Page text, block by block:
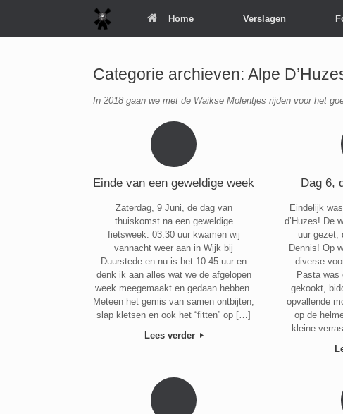
Home Verslagen
Categorie archieven: Alpe
In 2018 gaan we met de Waikse Molentjes rijden voor het
Einde van een geweldige week
Zaterdag, 9 Juni, de dag van
thuiskomst na een geweldige
fietsweek. 03.30 uur kwamen wij
vannacht weer aan in Wijk bij
Duurstede en nu is het 10.45 uur en
denk ik aan alles wat we de afgelopen
week meegemaakt en gedaan hebben.
Meteen het gemis van samen ontbijten,
slap kletsen en ook het “fitten” op […]
Lees verder
Dag 6,
Eindelijk
d’Huzes! De
uur gezet,
Dennis! Op
diverse
Pasta was
gekookt,
opvallende
op de
kleine